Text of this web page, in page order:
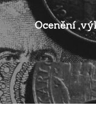
Ocenění